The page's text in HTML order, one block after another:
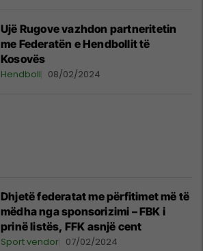
Ujë Rugove vazhdon partneritetin
me Federatën e Hendbollit të
Kosovës
Hendboll 08/02/2024
Dhjetë federatat me përfitimet më të
mëdha nga sponsorizimi – FBK i
prinë listës, FFK asnjë cent
Sport vendor 07/02/2024